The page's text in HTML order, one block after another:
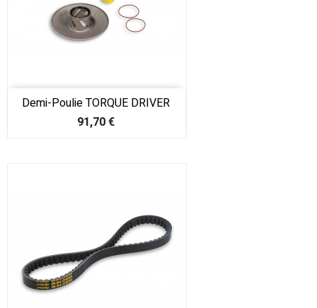
Demi-Poulie TORQUE DRIVER
Prix
91,70 €